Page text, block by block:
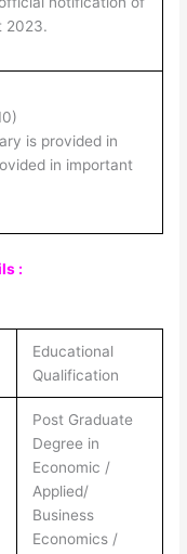
2023.
is provided in
in important
:
Educational
Qualification
Post Graduate
Degree in
Economic /
Applied/
Business
Economics /